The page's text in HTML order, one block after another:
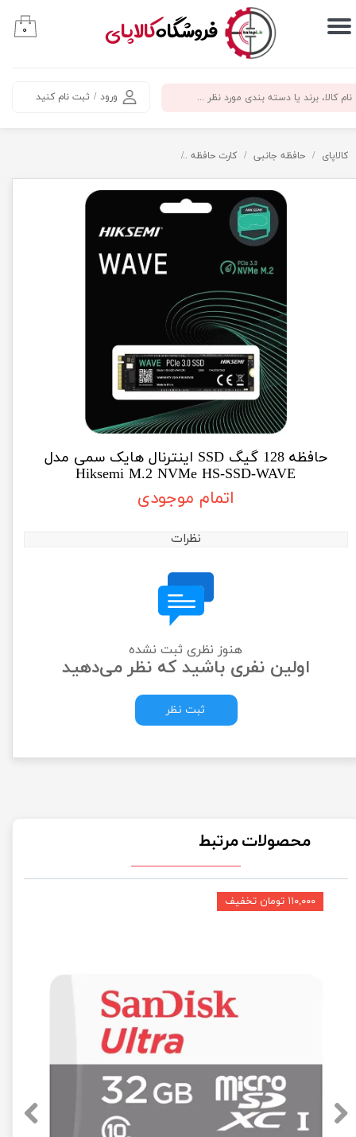
​فروشگاهکالاپای
ورود / ثبت نام کنید
حساب کاربری من
سفارشات
۰
کالاپای حافظه جانبی کارت حافظه
حافظه 128 گیگ SSD اینترنال هایک سمی مدل
Hiksemi M.2 NVMe HS-SSD-WAVE
اتمام موجودی
نظرات
هنوز نظری ثبت نشده
اولین نفری باشید که نظر می‌دهید
ثبت نظر
محصولات مرتبط
۱۱۰,۰۰۰ تومان تخفیف